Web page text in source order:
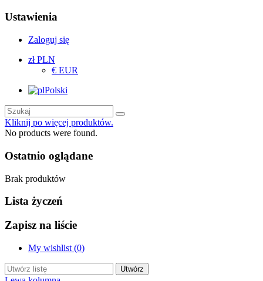
Ustawienia
Zaloguj się
zł PLN
€ EUR
Polski
Kliknij po więcej produktów.
No products were found.
Ostatnio oglądane
Brak produktów
Lista życzeń
Zapisz na liście
My wishlist (0)
Utwórz